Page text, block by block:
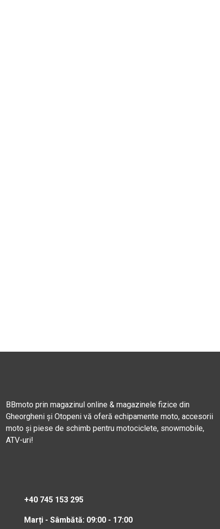
BBmoto prin magazinul online & magazinele fizice din
Gheorgheni și Otopeni vă oferă echipamente moto, accesorii
moto și piese de schimb pentru motociclete, snowmobile,
ATV-uri!
+40 745 153 295
Marți - Sâmbătă: 09:00 - 17:00